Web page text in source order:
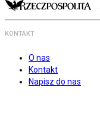
KONTAKT
O nas
Kontakt
Napisz do nas